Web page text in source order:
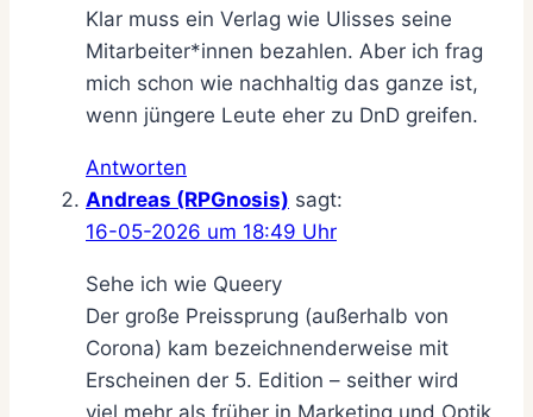
Klar muss ein Verlag wie Ulisses seine
Mitarbeiter*innen bezahlen. Aber ich frag
mich schon wie nachhaltig das ganze ist,
wenn jüngere Leute eher zu DnD greifen.
Antworten
Andreas (RPGnosis) sagt:
16-05-2026 um 18:49 Uhr
Sehe ich wie Queery
Der große Preissprung (außerhalb von
Corona) kam bezeichnenderweise mit
Erscheinen der 5. Edition – seither wird
viel mehr als früher in Marketing und Optik